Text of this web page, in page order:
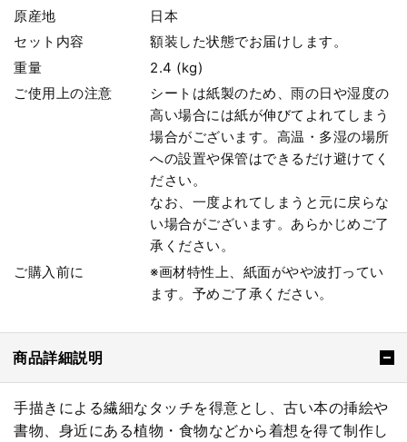
原産地
日本
セット内容
額装した状態でお届けします。
重量
2.4 (kg)
ご使用上の注意
シートは紙製のため、雨の日や湿度の
高い場合には紙が伸びてよれてしまう
場合がございます。高温・多湿の場所
への設置や保管はできるだけ避けてく
ださい。
なお、一度よれてしまうと元に戻らな
い場合がございます。あらかじめご了
承ください。
ご購入前に
※画材特性上、紙面がやや波打ってい
ます。予めご了承ください。
商品詳細説明
手描きによる繊細なタッチを得意とし、古い本の挿絵や
書物、身近にある植物・食物などから着想を得て制作し